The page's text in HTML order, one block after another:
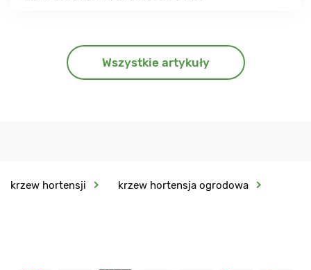
Wszystkie artykuły
krzew hortensji krzew hortensja ogrodowa